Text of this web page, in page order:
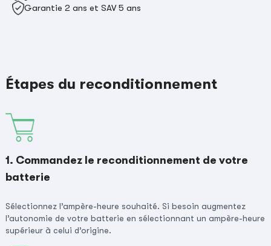
Garantie 2 ans et SAV 5 ans
Étapes du reconditionnement
1. Commandez le reconditionnement de votre
batterie
Sélectionnez l’ampère-heure souhaité. Si besoin augmentez
l’autonomie de votre batterie en sélectionnant un ampère-heure
supérieur à celui d’origine.